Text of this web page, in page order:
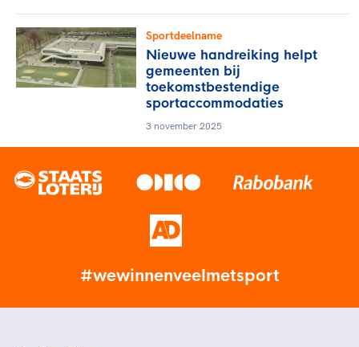
Sportdeelname
Nieuwe handreiking helpt
gemeenten bij
toekomstbestendige
sportaccommodaties
3 november 2025
#wewinnenveelmetsport